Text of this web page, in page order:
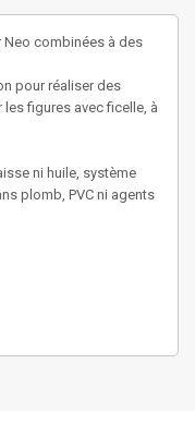
Neo combinées à des
pour réaliser des
figures avec ficelle, à
ni huile, système
plomb, PVC ni agents